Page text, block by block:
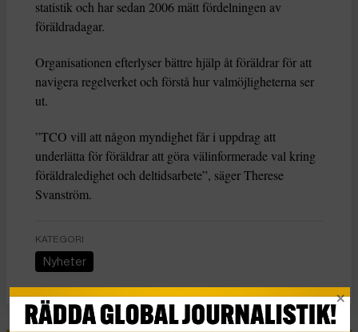
statistik och har sedan 2006 mätt fördelningen av
föräldradagar.
Organisationen efterlyser bättre hjälp åt föräldrar för att
navigera regelverket och förstå hur valmöjligheterna ser
ut.
”TCO vill att någon myndighet får i uppdrag att
underlätta för föräldrar att göra välinformerade val kring
föräldraledighet och deltidsarbete”, säger Therese
Svanström.
KATEGORI
Nyheter